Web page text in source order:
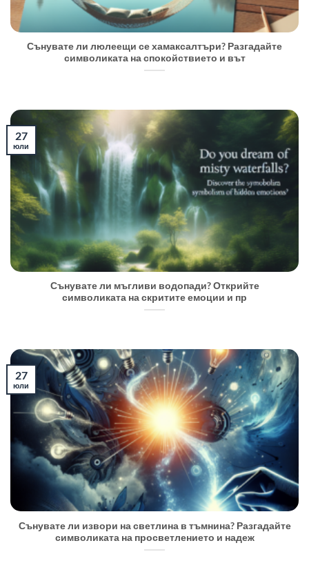
Сънувате ли люлеещи се хамаксалтъри? Разгадайте
символиката на спокойствието и вът
Сънувате ли мъгливи водопади? Открийте
символиката на скритите емоции и пр
27
юли
Сънувате ли извори на светлина в тъмнина? Разгадайте
символиката на просветлението и надеж
27
юли